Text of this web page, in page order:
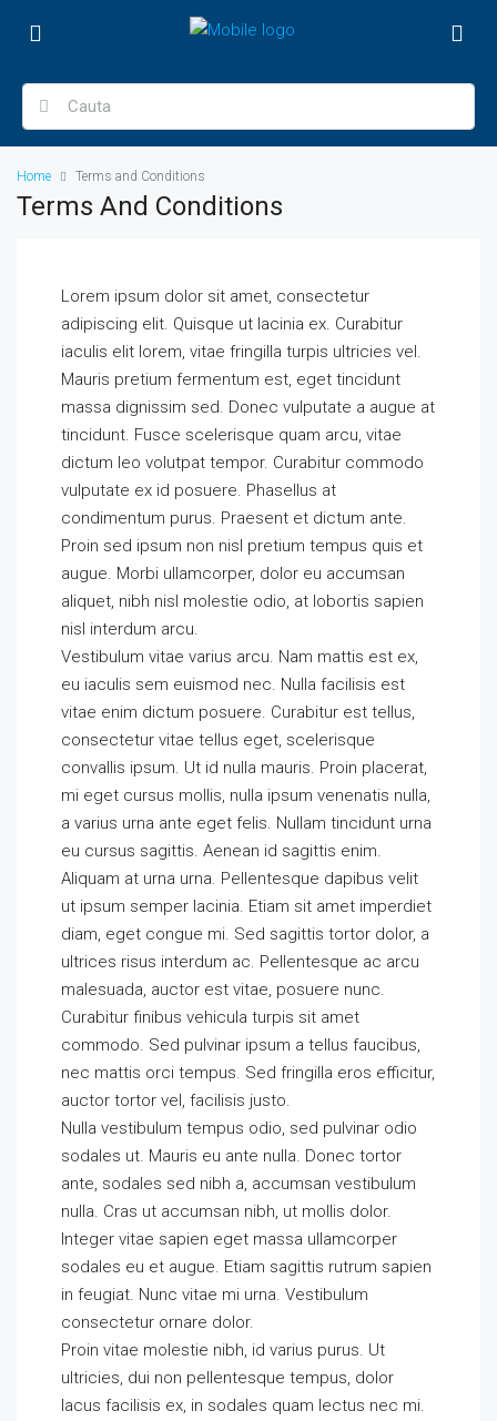
Home Terms and Conditions
Terms And Conditions
Lorem ipsum dolor sit amet, consectetur
adipiscing elit. Quisque ut lacinia ex. Curabitur
iaculis elit lorem, vitae fringilla turpis ultricies vel.
Mauris pretium fermentum est, eget tincidunt
massa dignissim sed. Donec vulputate a augue at
tincidunt. Fusce scelerisque quam arcu, vitae
dictum leo volutpat tempor. Curabitur commodo
vulputate ex id posuere. Phasellus at
condimentum purus. Praesent et dictum ante.
Proin sed ipsum non nisl pretium tempus quis et
augue. Morbi ullamcorper, dolor eu accumsan
aliquet, nibh nisl molestie odio, at lobortis sapien
nisl interdum arcu.
Vestibulum vitae varius arcu. Nam mattis est ex,
eu iaculis sem euismod nec. Nulla facilisis est
vitae enim dictum posuere. Curabitur est tellus,
consectetur vitae tellus eget, scelerisque
convallis ipsum. Ut id nulla mauris. Proin placerat,
mi eget cursus mollis, nulla ipsum venenatis nulla,
a varius urna ante eget felis. Nullam tincidunt urna
eu cursus sagittis. Aenean id sagittis enim.
Aliquam at urna urna. Pellentesque dapibus velit
ut ipsum semper lacinia. Etiam sit amet imperdiet
diam, eget congue mi. Sed sagittis tortor dolor, a
ultrices risus interdum ac. Pellentesque ac arcu
malesuada, auctor est vitae, posuere nunc.
Curabitur finibus vehicula turpis sit amet
commodo. Sed pulvinar ipsum a tellus faucibus,
nec mattis orci tempus. Sed fringilla eros efficitur,
auctor tortor vel, facilisis justo.
Nulla vestibulum tempus odio, sed pulvinar odio
sodales ut. Mauris eu ante nulla. Donec tortor
ante, sodales sed nibh a, accumsan vestibulum
nulla. Cras ut accumsan nibh, ut mollis dolor.
Integer vitae sapien eget massa ullamcorper
sodales eu et augue. Etiam sagittis rutrum sapien
in feugiat. Nunc vitae mi urna. Vestibulum
consectetur ornare dolor.
Proin vitae molestie nibh, id varius purus. Ut
ultricies, dui non pellentesque tempus, dolor
lacus facilisis ex, in sodales quam lectus nec mi.